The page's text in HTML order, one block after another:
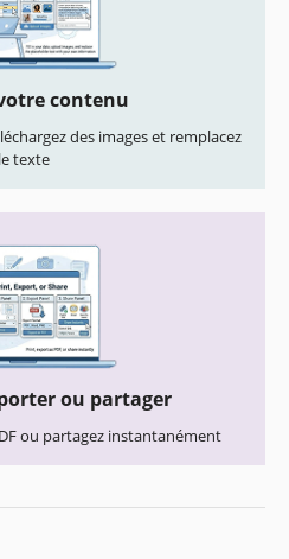
contenu
des images et remplacez
le texte
ou partager
ou partagez instantanément